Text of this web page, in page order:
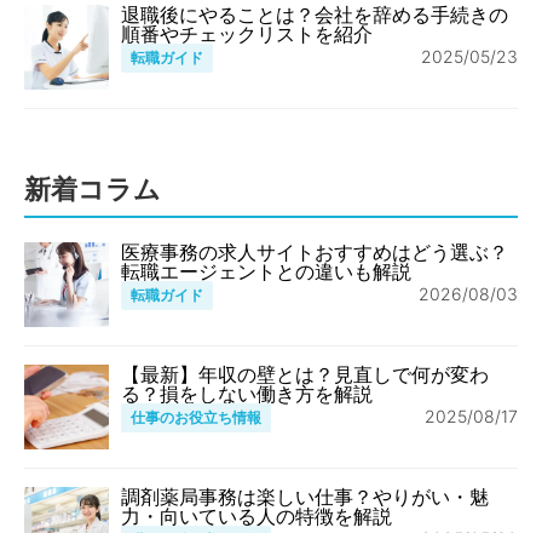
退職後にやることは？会社を辞める手続きの
順番やチェックリストを紹介
転職ガイド 2025/05/23
新着コラム
医療事務の求人サイトおすすめはどう選ぶ？
転職エージェントとの違いも解説
転職ガイド 2026/08/03
【最新】年収の壁とは？見直しで何が変わ
る？損をしない働き方を解説
仕事のお役立ち情報 2025/08/17
調剤薬局事務は楽しい仕事？やりがい・魅
力・向いている人の特徴を解説